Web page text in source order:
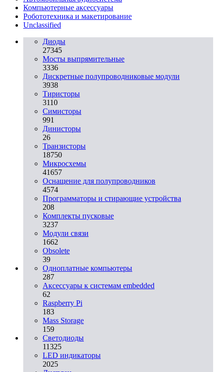
Компьютерные аксессуары
Робототехника и макетирование
Unclassified
Диоды
27345
Мосты выпрямительные
3336
Дискретные полупроводниковые модули
3938
Тиристоры
3110
Симисторы
991
Динисторы
26
Транзисторы
18750
Микросхемы
41657
Оснащение для полупроводников
4574
Программаторы и стирающие устройства
208
Комплекты пусковые
3237
Модули связи
1662
Obsolete
39
Одноплатные компьютеры
287
Аксессуары к системам embedded
62
Raspberry Pi
183
Mass Storage
159
Светодиоды
11325
LED индикаторы
2025